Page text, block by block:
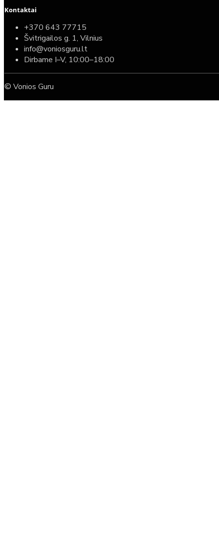
Kontaktai
+370 643 77715
Švitrigailos g. 1, Vilnius
info@voniosguru.lt
Dirbame I–V, 10:00–18:00
© Vonios Guru